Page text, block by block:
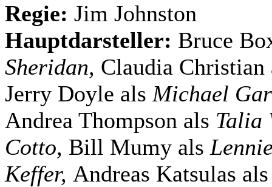
Regie: Jim Johnston
Hauptdarsteller: Bruce
Sheridan, Claudia
Jerry Doyle als Michael
Andrea Thompson als Talia
Cotto, Bill Mumy als
Keffer, Andreas Katsulas als